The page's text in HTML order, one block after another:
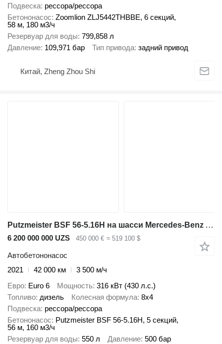
Подвеска рессора/рессора
Бетононасос Zoomlion ZLJ5442THBBE, 6 секций,
58 м, 180 м3/ч
Резервуар для воды 799,858 л
Давление 109,971 бар Тип привода задний привод
Китай, Zheng Zhou Shi
Putzmeister BSF 56-5.16H на шасси Mercedes-Benz Arocs 4443
6 200 000 000 UZS 450 000 € ≈ 519 100 $
Автобетононасос
2021
42 000 км
3 500 м/ч
Евро Euro 6 Мощность 316 кВт (430 л.с.)
Топливо дизель Колесная формула 8x4
Подвеска рессора/рессора
Бетононасос Putzmeister BSF 56-5.16H, 5 секций,
56 м, 160 м3/ч
Резервуар для воды 550 л Давление 500 бар